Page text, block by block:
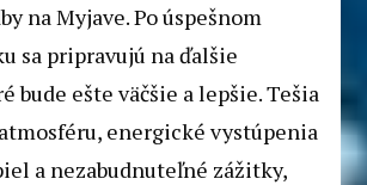
na Myjave. Po úspešnom
sa pripravujú na ďalšie
bude ešte väčšie a lepšie. Tešia
energické vystúpenia
a nezabudnuteľné zážitky,